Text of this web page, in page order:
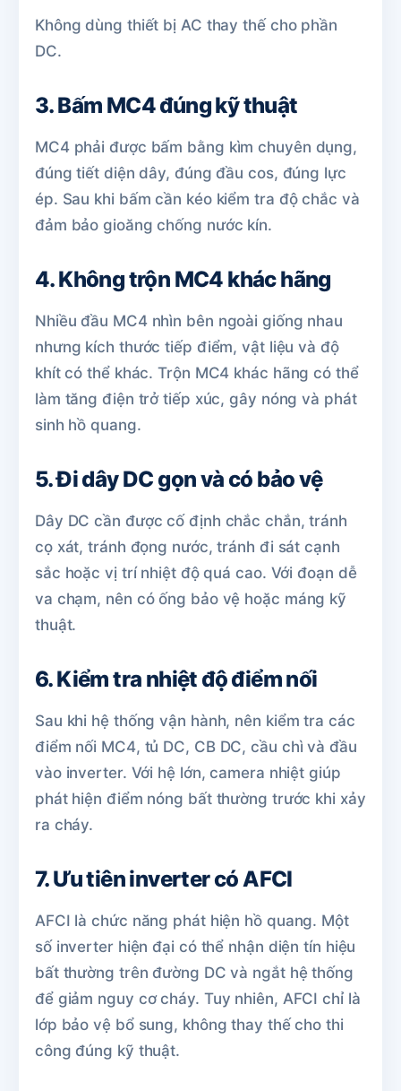
Không dùng thiết bị AC thay thế cho phần
DC.
3. Bấm MC4 đúng kỹ thuật
MC4 phải được bấm bằng kìm chuyên dụng,
đúng tiết diện dây, đúng đầu cos, đúng lực
ép. Sau khi bấm cần kéo kiểm tra độ chắc và
đảm bảo gioăng chống nước kín.
4. Không trộn MC4 khác hãng
Nhiều đầu MC4 nhìn bên ngoài giống nhau
nhưng kích thước tiếp điểm, vật liệu và độ
khít có thể khác. Trộn MC4 khác hãng có thể
làm tăng điện trở tiếp xúc, gây nóng và phát
sinh hồ quang.
5. Đi dây DC gọn và có bảo vệ
Dây DC cần được cố định chắc chắn, tránh
cọ xát, tránh đọng nước, tránh đi sát cạnh
sắc hoặc vị trí nhiệt độ quá cao. Với đoạn dễ
va chạm, nên có ống bảo vệ hoặc máng kỹ
thuật.
6. Kiểm tra nhiệt độ điểm nối
Sau khi hệ thống vận hành, nên kiểm tra các
điểm nối MC4, tủ DC, CB DC, cầu chì và đầu
vào inverter. Với hệ lớn, camera nhiệt giúp
phát hiện điểm nóng bất thường trước khi xảy
ra cháy.
7. Ưu tiên inverter có AFCI
AFCI là chức năng phát hiện hồ quang. Một
số inverter hiện đại có thể nhận diện tín hiệu
bất thường trên đường DC và ngắt hệ thống
để giảm nguy cơ cháy. Tuy nhiên, AFCI chỉ là
lớp bảo vệ bổ sung, không thay thế cho thi
công đúng kỹ thuật.